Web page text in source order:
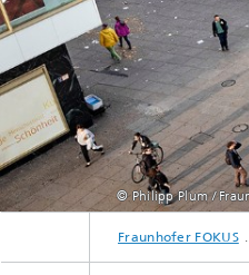
© Philipp Plum /
Fraunhofer FOKUS